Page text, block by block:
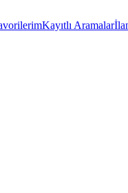
Kayıtlı Aramalar